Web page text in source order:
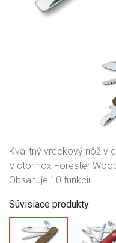
Kvalitný vreckový nôž v
Victorinox Forester
Obsahuje 10 funkcií.
Súvisiace produkty